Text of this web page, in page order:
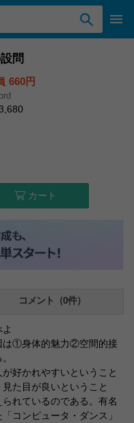
問
660円
カート
コメント（0件）
は①身体的魅力②空間的接
好かれやすいということ
た目が良いということ
れているのである。有名
コンピュータ・ダンス」